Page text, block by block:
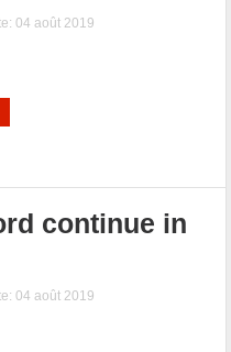
04 août 2019
continue in
04 août 2019